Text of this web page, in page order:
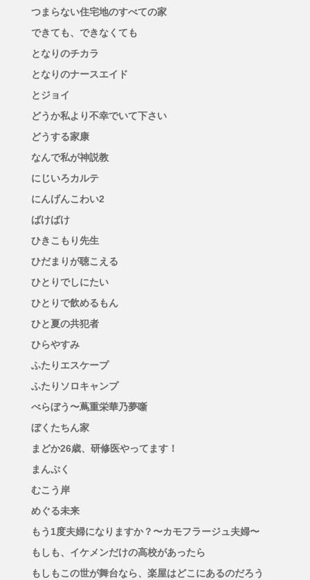
つまらない住宅地のすべての家
できても、できなくても
となりのチカラ
となりのナースエイド
とジョイ
どうか私より不幸でいて下さい
どうする家康
なんで私が神説教
にじいろカルテ
にんげんこわい2
ばけばけ
ひきこもり先生
ひだまりが聴こえる
ひとりでしにたい
ひとりで飲めるもん
ひと夏の共犯者
ひらやすみ
ふたりエスケープ
ふたりソロキャンプ
べらぼう〜蔦重栄華乃夢噺
ぼくたちん家
まどか26歳、研修医やってます！
まんぷく
むこう岸
めぐる未来
もう1度夫婦になりますか？〜カモフラージュ夫婦〜
もしも、イケメンだけの高校があったら
もしもこの世が舞台なら、楽屋はどこにあるのだろう